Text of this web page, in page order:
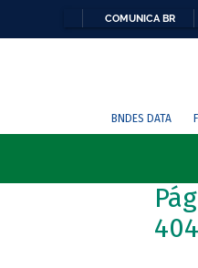
COMUNICA BR
BNDES DATA
404